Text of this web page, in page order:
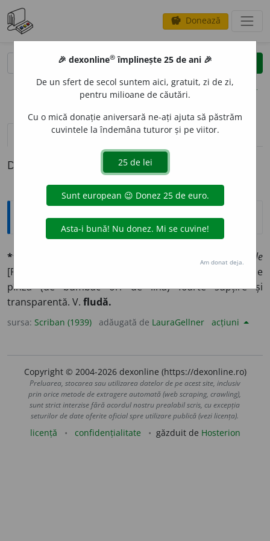
savings Donează
clear
opțiuni
definiții (1) pronunțievolume_up (23)
Definiția cu ID-ul 731068:
Explicative DEX
*tul
Tulle
[Francia], unde aŭ fost primele fabricĭ de
). Un fel de
pînză (de bumbac orĭ de lînă) foarte supțire și
transparentă. V. fludă.
sursa: Scriban (1939) adăugată de LauraGellner acțiuni
Copyright © 2004-2026 dexonline (https://dexonline.ro)
Preluarea, stocarea sau utilizarea datelor de pe acest site, inclusiv
prin orice metode de extragere automată (web scraping, crawling),
sunt strict interzise fără acordul nostru prealabil scris, cu excepția
seturilor de date oferite oficial spre utilizare publică (vezi licența).
licență confidențialitate găzduit de Hosterion
🎉 dexonline® împlinește 25 de ani 🎉
De un sfert de secol suntem aici, gratuit, zi de zi,
pentru milioane de căutări.
Cu o mică donație aniversară ne-ați ajuta să păstrăm
cuvintele la îndemâna tuturor și pe viitor.
Am donat deja.